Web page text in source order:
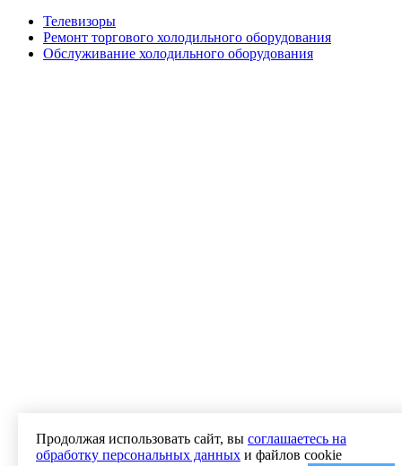
Продолжая использовать сайт, вы соглашаетесь на
обработку персональных данных и файлов cookie
Телевизоры
Ремонт торгового холодильного оборудования
Обслуживание холодильного оборудования